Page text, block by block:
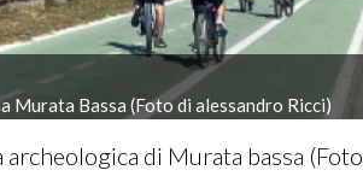
Murata Bassa (Foto di alessandro Ricci)
di Murata bassa (Foto